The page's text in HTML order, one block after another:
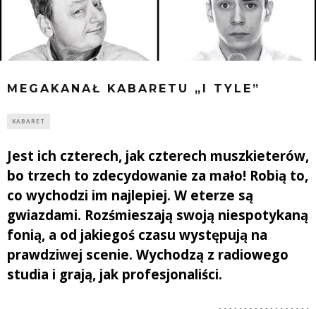
MEGAKANAŁ KABARETU „I TYLE”
KABARET
Jest ich czterech, jak czterech muszkieterów,
bo trzech to zdecydowanie za mało! Robią to,
co wychodzi im najlepiej. W eterze są
gwiazdami. Rozśmieszają swoją niespotykaną
fonią, a od jakiegoś czasu występują na
prawdziwej scenie. Wychodzą z radiowego
studia i grają, jak profesjonaliści.